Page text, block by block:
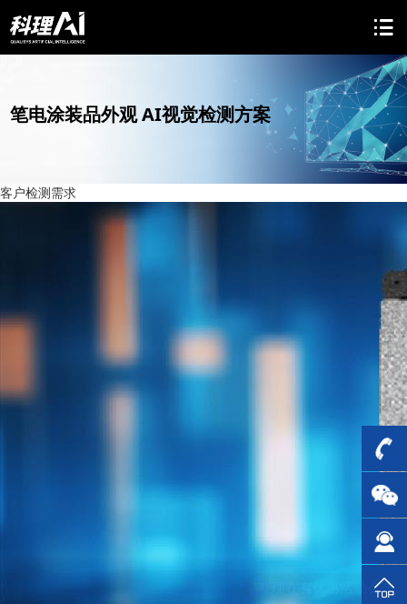
笔电涂装品外观 AI视觉检测方案
客户检测需求